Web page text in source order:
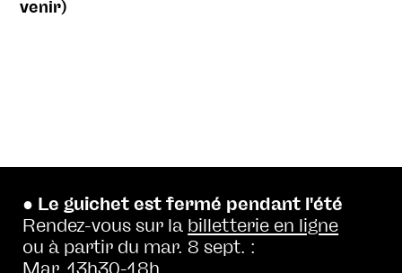
venir)
● Le guichet est fermé pendant l'été
Rendez-vous sur la billetterie en ligne
ou à partir du mar. 8 sept. :